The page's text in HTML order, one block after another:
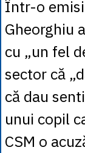
Într-o
Gheorghiu
cu „un fel
sector că
că dau
unui copil
CSM o